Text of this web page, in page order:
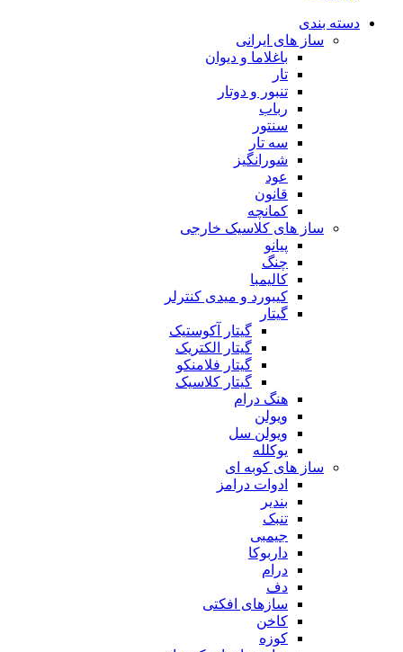
دسته بندی
ساز های ایرانی
باغلاما و دیوان
تار
تنبور و دوتار
رباب
سنتور
سه تار
شورانگیز
عود
قانون
کمانچه
ساز های کلاسیک خارجی
پیانو
چنگ
کالیمبا
کیبورد و میدی کنترلر
گیتار
گیتار آکوستیک
گیتار الکتریک
گیتار فلامنکو
گیتار کلاسیک
هنگ درام
ویولن
ویولن سل
یوکلله
ساز های کوبه ای
ادوات درامز
بندیر
تنبک
جیمبی
داربوکا
درام
دف
سازهای افکتی
کاخن
کوزه